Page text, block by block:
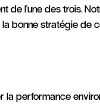
de l'une des trois.
bonne stratégie de
la performance